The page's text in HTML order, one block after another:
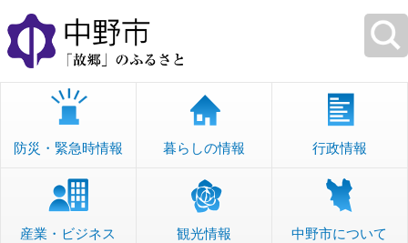
本
文
へ
移
防災・緊急時情報 暮らしの情報 行政情報
産業・ビジネス 観光情報 中野市について